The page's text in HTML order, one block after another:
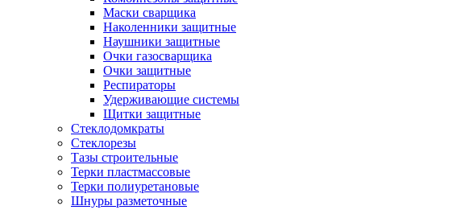
Маски сварщика
Наколенники защитные
Наушники защитные
Очки газосварщика
Очки защитные
Респираторы
Удерживающие системы
Щитки защитные
Стеклодомкраты
Стеклорезы
Тазы строительные
Терки пластмассовые
Терки полиуретановые
Шнуры разметочные